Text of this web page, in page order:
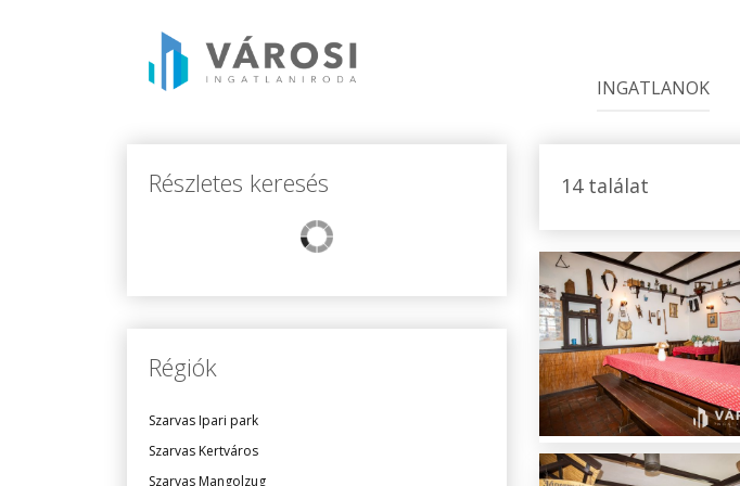
INGATLANOK
Részletes keresés
Régiók
Szarvas Ipari park
Szarvas Kertváros
Szarvas Mangolzug
14 találat